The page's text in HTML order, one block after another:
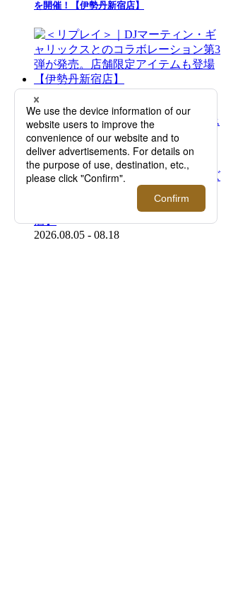
を開催！【伊勢丹新宿店】
2026.08.05 - 08.18
＜リプレイ＞｜DJマーティン・ギャリックス
とのコラボレーション第3弾が発売。店舗限
定アイテムも登場【伊勢丹新宿店】
2026.08.05 - 08.18